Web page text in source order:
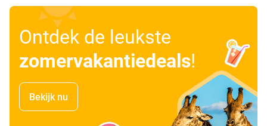
Ontdek de leukste
zomervakantiedeals!
Bekijk nu